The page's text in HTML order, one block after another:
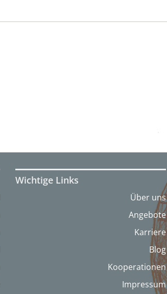
Wichtige Links
Über uns
Angebote
Karriere
Blog
Kooperationen
Impressum